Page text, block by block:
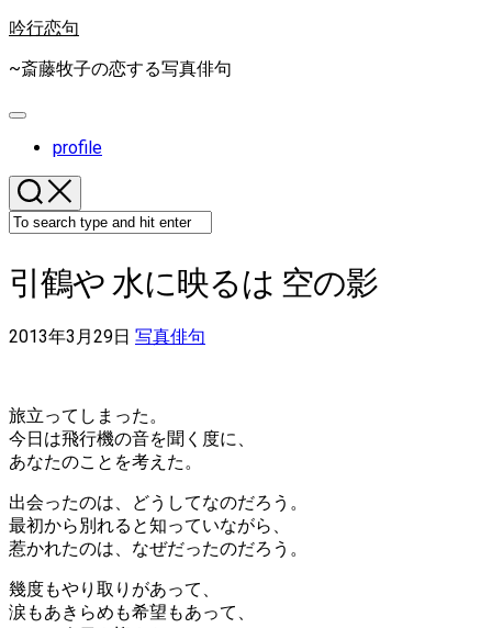
Skip
content
吟行恋句
~斎藤牧子の恋する写真俳句
Expand
profile
引鶴や 水に映るは 空の影
2013年3月29日 写真俳句
旅立ってしまった。
今日は飛行機の音を聞く度に、
あなたのことを考えた。
出会ったのは、どうしてなのだろう。
最初から別れると知っていながら、
惹かれたのは、なぜだったのだろう。
幾度もやり取りがあって、
涙もあきらめも希望もあって、